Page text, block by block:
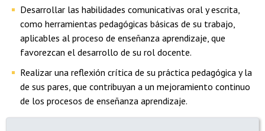
Desarrollar las habilidades comunicativas oral y escrita,
como herramientas pedagógicas básicas de su trabajo,
aplicables al proceso de enseñanza aprendizaje, que
favorezcan el desarrollo de su rol docente.
Realizar una reflexión crítica de su práctica pedagógica y la
de sus pares, que contribuyan a un mejoramiento continuo
de los procesos de enseñanza aprendizaje.